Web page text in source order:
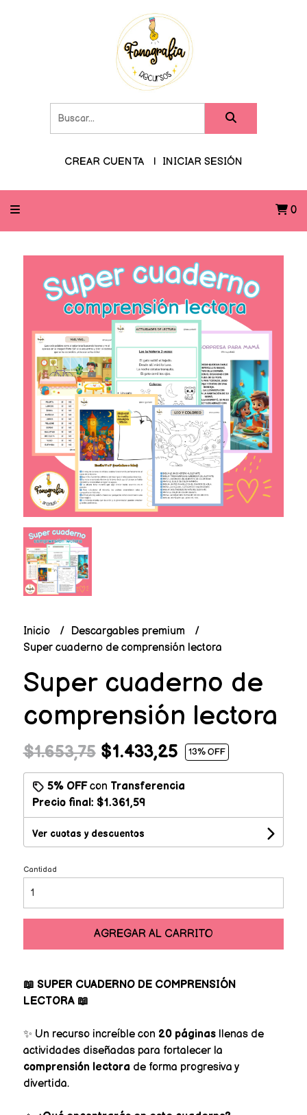
CREAR CUENTA INICIAR SESIÓN
0
Inicio
Descargables premium
Super cuaderno de comprensión lectora
Super cuaderno de
comprensión lectora
$1.653,75$1.433,25 13% OFF
5% OFFcon Transferencia
Precio final: $1.361,59
Ver cuotas y descuentos
Cantidad
AGREGAR AL CARRITO
📖 SUPER CUADERNO DE COMPRENSIÓN
LECTORA 📖
✨ Un recurso increíble con 20 páginasllenas de
actividades diseñadas para fortalecer la
comprensión lectora de forma progresiva y
divertida.